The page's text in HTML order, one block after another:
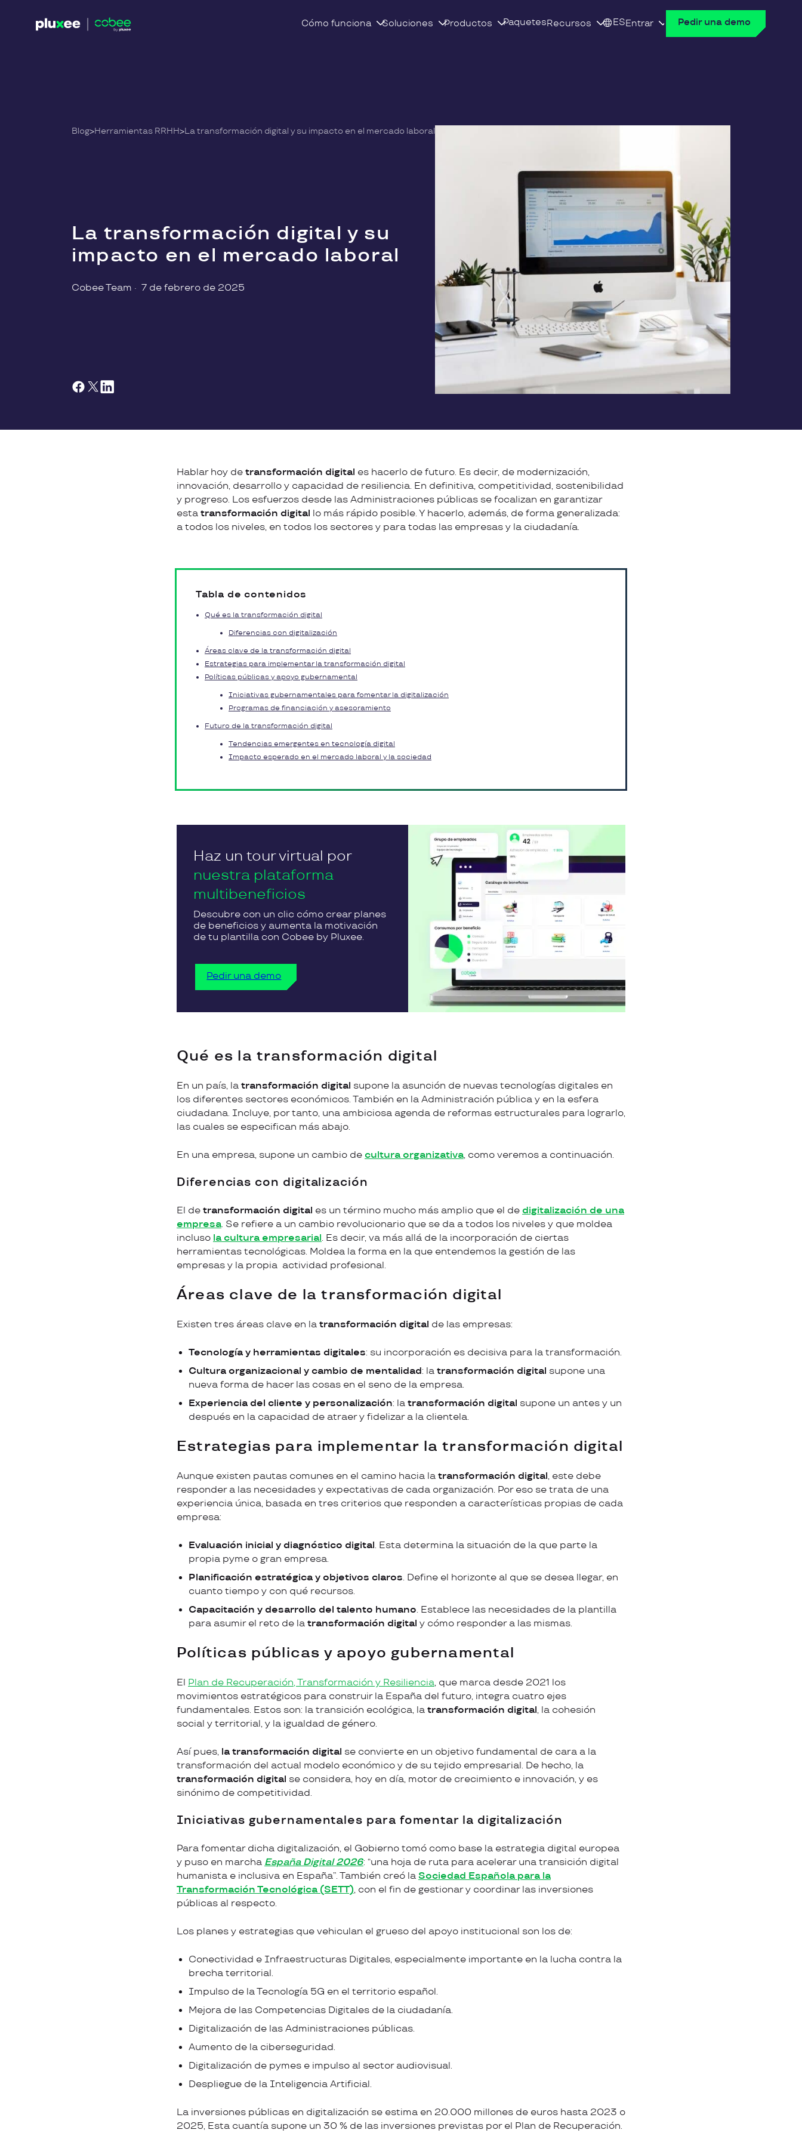
Cómo funciona Soluciones Productos PaquetesRecursos ESEntrar Pedir una demo
La transformación digital y su
impacto en el mercado laboral
Cobee Team · 7 de febrero de 2025
Blog>Herramientas RRHH>La transformación digital y su impacto en el mercado laboral
Hablar hoy de transformación digital es hacerlo de futuro. Es decir, de modernización,
innovación, desarrollo y capacidad de resiliencia. En definitiva, competitividad, sostenibilidad
y progreso. Los esfuerzos desde las Administraciones públicas se focalizan en garantizar
esta transformación digital lo más rápido posible. Y hacerlo, además, de forma generalizada:
a todos los niveles, en todos los sectores y para todas las empresas y la ciudadanía.
Tabla de contenidos
Qué es la transformación digital
Diferencias con digitalización
Áreas clave de la transformación digital
Estrategias para implementar la transformación digital
Políticas públicas y apoyo gubernamental
Iniciativas gubernamentales para fomentar la digitalización
Programas de financiación y asesoramiento
Futuro de la transformación digital
Tendencias emergentes en tecnología digital
Impacto esperado en el mercado laboral y la sociedad
Haz un tour virtual por
nuestra plataforma
multibeneficios
Descubre con un clic cómo crear planes
de beneficios y aumenta la motivación
de tu plantilla con Cobee by Pluxee.
Pedir una demo
Qué es la transformación digital
En un país, la transformación digital supone la asunción de nuevas tecnologías digitales en
los diferentes sectores económicos. También en la Administración pública y en la esfera
ciudadana. Incluye, por tanto, una ambiciosa agenda de reformas estructurales para lograrlo,
las cuales se especifican más abajo.
En una empresa, supone un cambio de cultura organizativa, como veremos a continuación.
Diferencias con digitalización
El de transformación digital es un término mucho más amplio que el de digitalización de una
empresa. Se refiere a un cambio revolucionario que se da a todos los niveles y que moldea
incluso la cultura empresarial. Es decir, va más allá de la incorporación de ciertas
herramientas tecnológicas. Moldea la forma en la que entendemos la gestión de las
empresas y la propia actividad profesional.
Áreas clave de la transformación digital
Existen tres áreas clave en la transformación digital de las empresas:
Tecnología y herramientas digitales: su incorporación es decisiva para la transformación.
Cultura organizacional y cambio de mentalidad: la transformación digital supone una
nueva forma de hacer las cosas en el seno de la empresa.
Experiencia del cliente y personalización: la transformación digital supone un antes y un
después en la capacidad de atraer y fidelizar a la clientela.
Estrategias para implementar la transformación digital
Aunque existen pautas comunes en el camino hacia la transformación digital, este debe
responder a las necesidades y expectativas de cada organización. Por eso se trata de una
experiencia única, basada en tres criterios que responden a características propias de cada
empresa:
Evaluación inicial y diagnóstico digital. Esta determina la situación de la que parte la
propia pyme o gran empresa.
Planificación estratégica y objetivos claros. Define el horizonte al que se desea llegar, en
cuanto tiempo y con qué recursos.
Capacitación y desarrollo del talento humano. Establece las necesidades de la plantilla
para asumir el reto de la transformación digital y cómo responder a las mismas.
Políticas públicas y apoyo gubernamental
El Plan de Recuperación, Transformación y Resiliencia, que marca desde 2021 los
movimientos estratégicos para construir la España del futuro, integra cuatro ejes
fundamentales. Estos son: la transición ecológica, la transformación digital, la cohesión
social y territorial, y la igualdad de género.
Así pues, la transformación digital se convierte en un objetivo fundamental de cara a la
transformación del actual modelo económico y de su tejido empresarial. De hecho, la
transformación digital se considera, hoy en día, motor de crecimiento e innovación, y es
sinónimo de competitividad.
Iniciativas gubernamentales para fomentar la digitalización
Para fomentar dicha digitalización, el Gobierno tomó como base la estrategia digital europea
y puso en marcha España Digital 2026​: “una hoja de ruta para acelerar una transición digital
humanista e inclusiva en España”. También creó la Sociedad Española para la
Transformación Tecnológica​ (SETT), con el fin de gestionar y coordinar las inversiones
públicas al respecto.
Los planes y estrategias que vehiculan el grueso del apoyo institucional son los de:
Conectividad e Infraestructuras Digitales, especialmente importante en la lucha contra la
brecha territorial.
Impulso de la Tecnología 5G en el territorio español.
Mejora de las Competencias Digitales de la ciudadanía.
Digitalización de las Administraciones públicas.
Aumento de la ciberseguridad.
Digitalización de pymes e impulso al sector audiovisual.
Despliegue de la Inteligencia Artificial.​​​
La inversiones públicas en digitalización se estima en 20.000 millones de euros hasta 2023 o
2025, Esta cuantía supone un 30 % de las inversiones previstas por el Plan de Recuperación.